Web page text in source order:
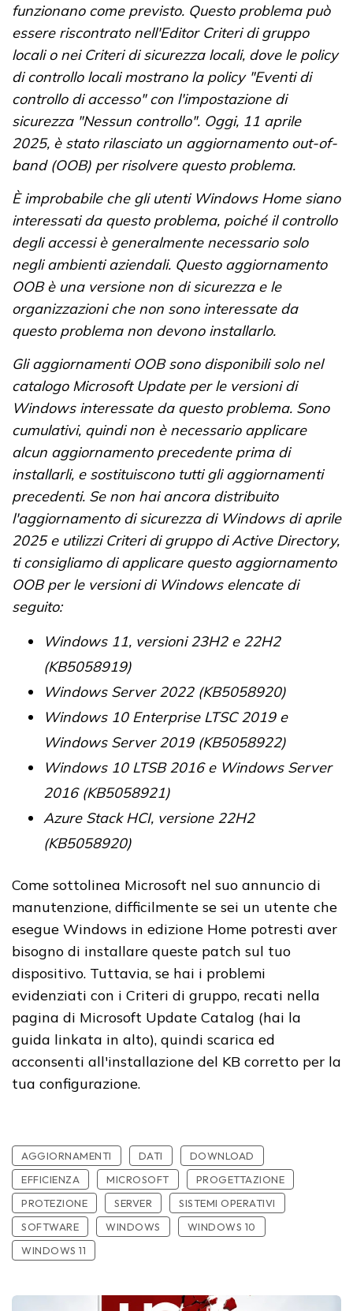
funzionano come previsto. Questo problema può
essere riscontrato nell'Editor Criteri di gruppo
locali o nei Criteri di sicurezza locali, dove le policy
di controllo locali mostrano la policy "Eventi di
controllo di accesso" con l'impostazione di
sicurezza "Nessun controllo". Oggi, 11 aprile
2025, è stato rilasciato un aggiornamento out-of-
band (OOB) per risolvere questo problema.
È improbabile che gli utenti Windows Home siano
interessati da questo problema, poiché il controllo
degli accessi è generalmente necessario solo
negli ambienti aziendali. Questo aggiornamento
OOB è una versione non di sicurezza e le
organizzazioni che non sono interessate da
questo problema non devono installarlo.
Gli aggiornamenti OOB sono disponibili solo nel
catalogo Microsoft Update per le versioni di
Windows interessate da questo problema. Sono
cumulativi, quindi non è necessario applicare
alcun aggiornamento precedente prima di
installarli, e sostituiscono tutti gli aggiornamenti
precedenti. Se non hai ancora distribuito
l'aggiornamento di sicurezza di Windows di aprile
2025 e utilizzi Criteri di gruppo di Active Directory,
ti consigliamo di applicare questo aggiornamento
OOB per le versioni di Windows elencate di
seguito:
Windows 11, versioni 23H2 e 22H2
(KB5058919)
Windows Server 2022 (KB5058920)
Windows 10 Enterprise LTSC 2019 e
Windows Server 2019 (KB5058922)
Windows 10 LTSB 2016 e Windows Server
2016 (KB5058921)
Azure Stack HCI, versione 22H2
(KB5058920)
Come sottolinea Microsoft nel suo annuncio di
manutenzione, difficilmente se sei un utente che
esegue Windows in edizione Home potresti aver
bisogno di installare queste patch sul tuo
dispositivo. Tuttavia, se hai i problemi
evidenziati con i Criteri di gruppo, recati nella
pagina di Microsoft Update Catalog (hai la
guida linkata in alto), quindi scarica ed
acconsenti all'installazione del KB corretto per la
tua configurazione.
AGGIORNAMENTI DATI
DOWNLOAD
EFFICIENZA
MICROSOFT
PROGETTAZIONE
PROTEZIONE
SERVER
SISTEMI OPERATIVI
SOFTWARE
WINDOWS
WINDOWS 10
WINDOWS 11